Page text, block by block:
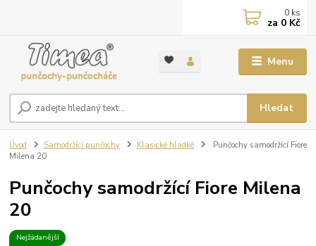
Menu
Hledat
0 ks
za 0 Kč
Úvod Samodržící punčochy Klasické hladké
Punčochy samodržící Fiore
Milena 20
Punčochy samodržící Fiore Milena
20
Nejžádanější